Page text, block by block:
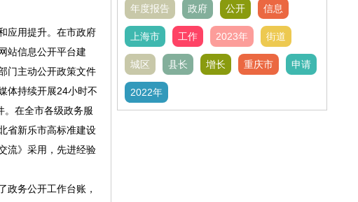
应用提升。在市政府
站信息公开平台建
门主动公开政策文件
体持续开展24小时不
。在全市各级政务服
省新乐市高标准建设
流》采用，先进经验
政务公开工作台账，
年度报告 政府 公开 信息
上海市 工作 2023年 街道
城区 县长 增长 重庆市 申请
2022年